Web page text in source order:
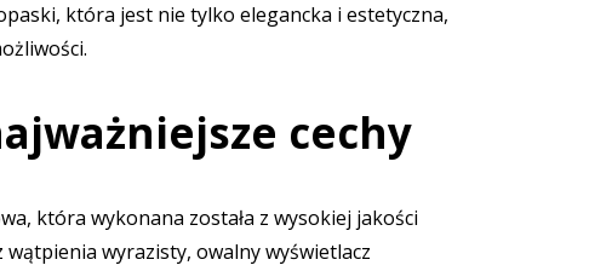
która jest nie tylko elegancka i estetyczna,
cechy
która wykonana została z wysokiej jakości
wyrazisty, owalny wyświetlacz